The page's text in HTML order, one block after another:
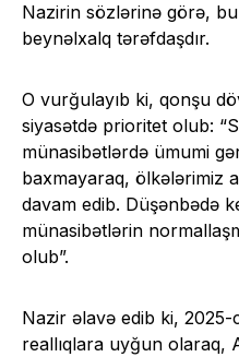
Nazirin sözlərinə görə,
beynəlxalq tərəfdaşdır.
O vurğulayıb ki, qonşu
siyasətdə prioritet olub:
münasibətlərdə ümumi
baxmayaraq, ölkələrimiz
davam edib. Düşənbədə
münasibətlərin
olub”.
Nazir əlavə edib ki, 2025-
reallıqlara uyğun olaraq,